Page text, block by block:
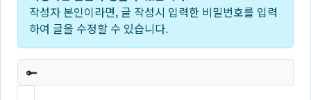
작성자 본인이라면, 글 작성시 입력한 비밀번호를 입력
하여 글을 수정할 수 있습니다.
필수